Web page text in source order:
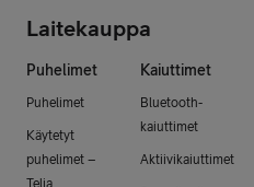
Laitekauppa
Puhelimet
Puhelimet
Käytetyt
puhelimet –
Telia
Kaiuttimet
Bluetooth-
kaiuttimet
Aktiivikaiuttimet